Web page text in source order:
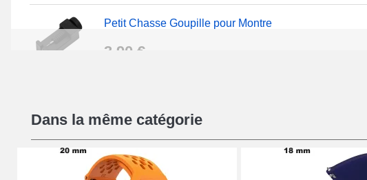
Petit Chasse Goupille pour Montre
3,90 €
19,08 €
Chasse-Goupille Montre
Dans la même catégorie